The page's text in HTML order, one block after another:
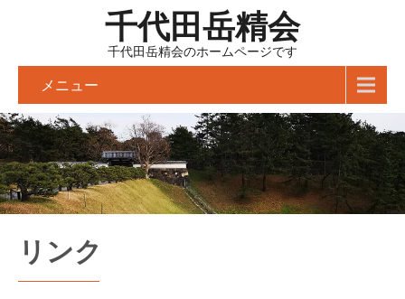
千代田岳精会
千代田岳精会のホームページです
メニュー
リンク